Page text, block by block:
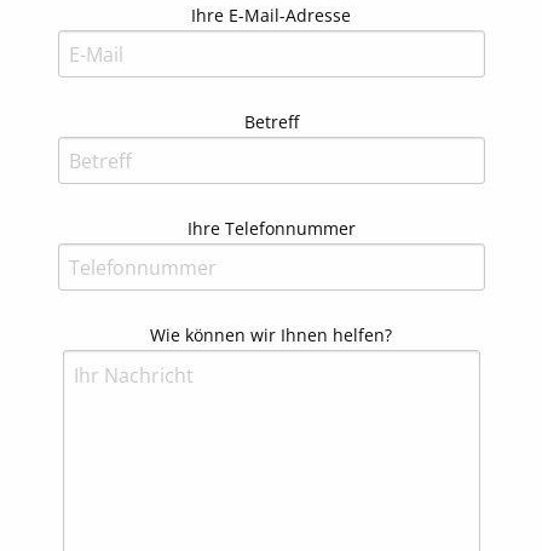
Ihre E-Mail-Adresse
Betreff
Ihre Telefonnummer
Wie können wir Ihnen helfen?